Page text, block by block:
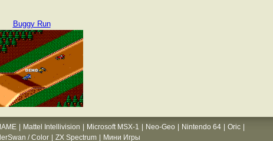
Buggy Run
Mattel Intellivision Microsoft MSX-1 Neo-Geo Nintendo 64 Oric
/ Color ZX Spectrum Мини Игры